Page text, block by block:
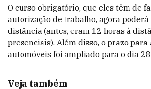
O curso obrigatório, que eles têm de
autorização de trabalho, agora poderá
distância (antes, eram 12 horas à
presenciais). Além disso, o prazo para
automóveis foi ampliado para o dia
Veja também